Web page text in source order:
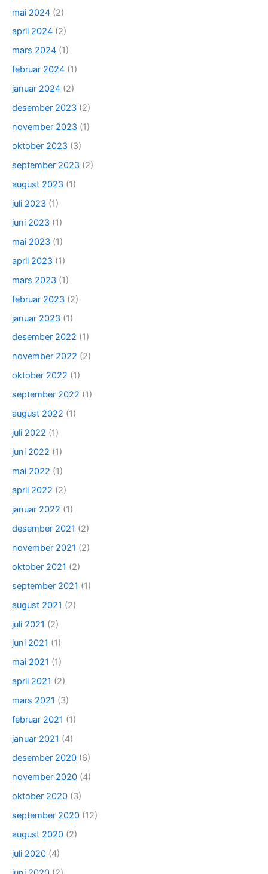
mai 2024 (2)
april 2024 (2)
mars 2024 (1)
februar 2024 (1)
januar 2024 (2)
desember 2023 (2)
november 2023 (1)
oktober 2023 (3)
september 2023 (2)
august 2023 (1)
juli 2023 (1)
juni 2023 (1)
mai 2023 (1)
april 2023 (1)
mars 2023 (1)
februar 2023 (2)
januar 2023 (1)
desember 2022 (1)
november 2022 (2)
oktober 2022 (1)
september 2022 (1)
august 2022 (1)
juli 2022 (1)
juni 2022 (1)
mai 2022 (1)
april 2022 (2)
januar 2022 (1)
desember 2021 (2)
november 2021 (2)
oktober 2021 (2)
september 2021 (1)
august 2021 (2)
juli 2021 (2)
juni 2021 (1)
mai 2021 (1)
april 2021 (2)
mars 2021 (3)
februar 2021 (1)
januar 2021 (4)
desember 2020 (6)
november 2020 (4)
oktober 2020 (3)
september 2020 (12)
august 2020 (2)
juli 2020 (4)